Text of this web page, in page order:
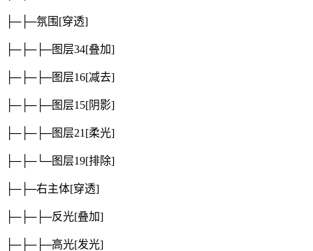
├─├─氛围 [穿透]
├─├─├─图层34[叠加]
├─├─├─图层16[减去]
├─├─├─图层15[阴影]
├─├─├─图层21 [柔光]
├─├─└─图层19[排除]
├─├─右主体[穿透]
├─├─├─反光[叠加]
├─├─├─高光[发光]